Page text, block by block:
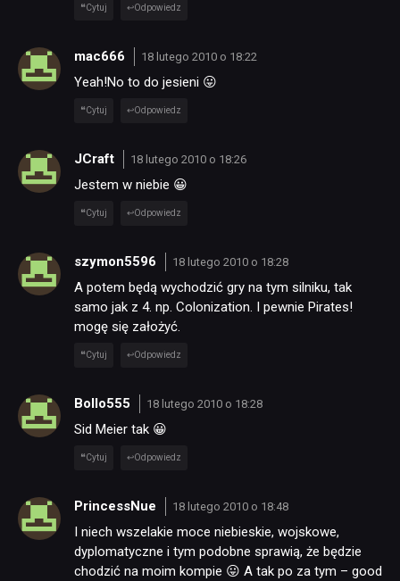
NEWSY
Cytuj Odpowiedz
mac666 18 lutego 2010 o 18:22
Yeah!No to do jesieni 😛
Cytuj Odpowiedz
JCraft 18 lutego 2010 o 18:26
Jestem w niebie 😀
Cytuj Odpowiedz
szymon5596 18 lutego 2010 o 18:28
A potem będą wychodzić gry na tym silniku, tak
samo jak z 4. np. Colonization. I pewnie Pirates!
mogę się założyć.
Cytuj Odpowiedz
Bollo555 18 lutego 2010 o 18:28
Sid Meier tak 😀
Cytuj Odpowiedz
PrincessNue 18 lutego 2010 o 18:48
I niech wszelakie moce niebieskie, wojskowe,
dyplomatyczne i tym podobne sprawią, że będzie
chodzić na moim kompie 😛 A tak po za tym – good